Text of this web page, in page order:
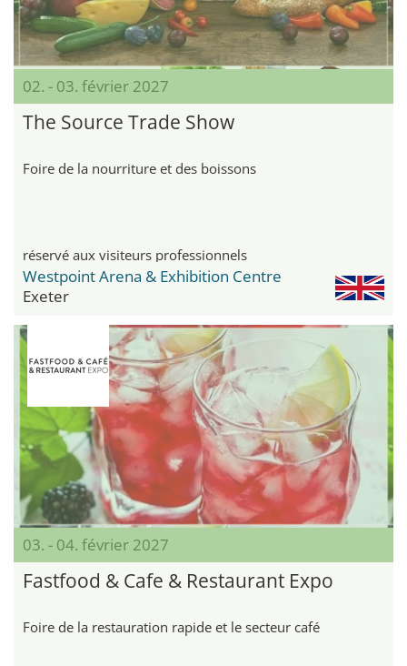
02. - 03. février 2027
The Source Trade Show
Foire de la nourriture et des boissons
réservé aux visiteurs professionnels
Westpoint Arena & Exhibition Centre
Exeter
03. - 04. février 2027
Fastfood & Cafe & Restaurant Expo
Foire de la restauration rapide et le secteur café